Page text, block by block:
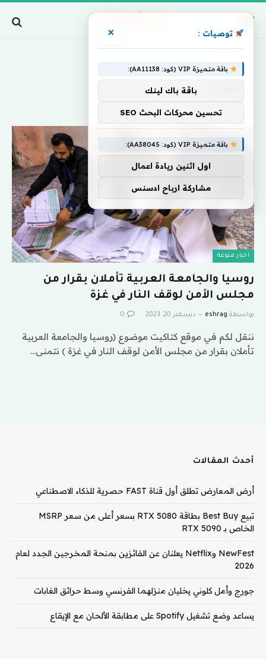
اخبار منوعة
روسيا والجامعة العربية تأملان بقرار من
مجلس الأمن لوقف النار في غزة
بواسطة eshrag ديسمبر 20, 2023 0
ننقل لكم في موقع كتاكيت موضوع (روسيا والجامعة العربية
تأملان بقرار من مجلس الأمن لوقف النار في غزة ) نتمنى…
أحدث المقالات
أرض المعارض تطلق أول قناة FAST حصرية للذكاء الاصطناعي
تبيع Best Buy بطاقة RTX 5080 بسعر أعلى من سعر MSRP
الخاص بـ RTX 5090
NewFest وNetflix يعلنان عن الفائزين بمنحة المخرجين الجدد لعام
2026
جورج وأمل كلوني يخليان منزلهما الفرنسي وسط حرائق الغابات
يساعد وضع تشغيل Spotify على مطابقة الألحان مع الإيقاع
توصيات : ×
باقة متميزة VIP (كود: AA11138):
باقة باك لينك
تحسين محركات البحث SEO
باقة متميزة VIP (كود: AA38045):
اول اثنين ريادة اعمال
مشاركة ارباح ادسنس